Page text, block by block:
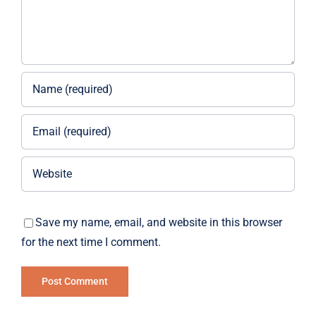
Save my name, email, and website in this browser
for the next time I comment.